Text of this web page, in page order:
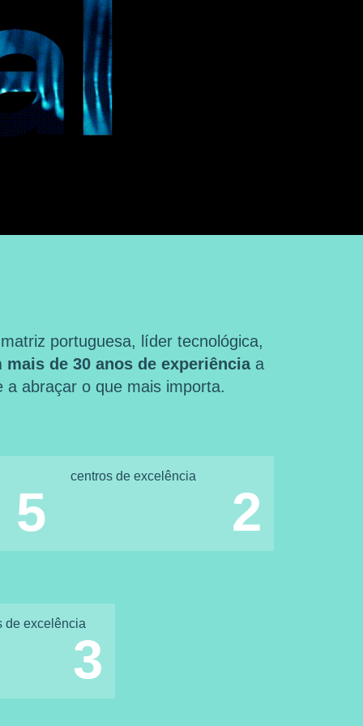
portuguesa, líder tecnológica,
mais de 30 anos de experiênciaa
a abraçar o que mais importa.
5
centros de excelência
2
de excelência
3